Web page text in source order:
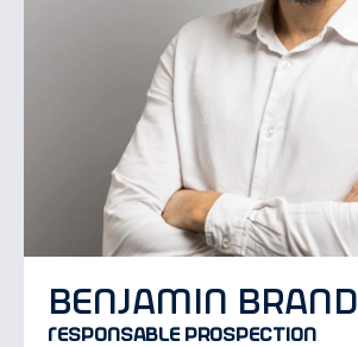
benjamin brand
Responsable prospection